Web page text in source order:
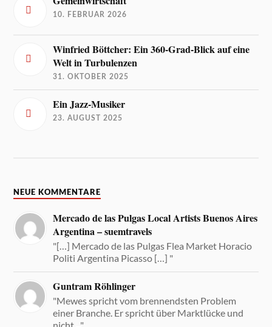
10. FEBRUAR 2026
Winfried Böttcher: Ein 360-Grad-Blick auf eine
Welt in Turbulenzen
31. OKTOBER 2025
Ein Jazz-Musiker
23. AUGUST 2025
NEUE KOMMENTARE
Mercado de las Pulgas Local Artists Buenos Aires
Argentina – suemtravels
"[…] Mercado de las Pulgas Flea Market Horacio
Politi Argentina Picasso […] "
Guntram Röhlinger
"Mewes spricht vom brennendsten Problem
einer Branche. Er spricht über Marktlücke und